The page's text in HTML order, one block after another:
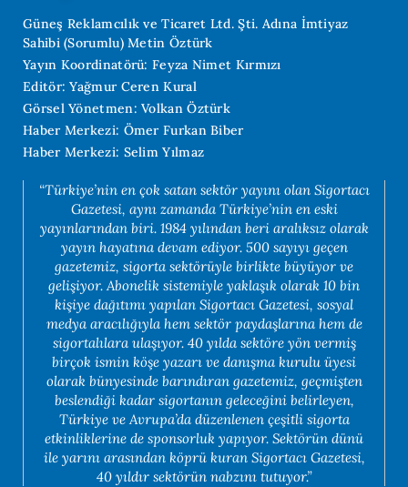
Güneş Reklamcılık ve Ticaret Ltd. Şti. Adına İmtiyaz
Sahibi (Sorumlu) Metin Öztürk
Yayın Koordinatörü: Feyza Nimet Kırmızı
Editör: Yağmur Ceren Kural
Görsel Yönetmen: Volkan Öztürk
Haber Merkezi: Ömer Furkan Biber
Haber Merkezi: Selim Yılmaz
“Türkiye’nin en çok satan sektör yayını olan Sigortacı
Gazetesi, aynı zamanda Türkiye’nin en eski
yayınlarından biri. 1984 yılından beri aralıksız olarak
yayın hayatına devam ediyor. 500 sayıyı geçen
gazetemiz, sigorta sektörüyle birlikte büyüyor ve
gelişiyor. Abonelik sistemiyle yaklaşık olarak 10 bin
kişiye dağıtımı yapılan Sigortacı Gazetesi, sosyal
medya aracılığıyla hem sektör paydaşlarına hem de
sigortalılara ulaşıyor. 40 yılda sektöre yön vermiş
birçok ismin köşe yazarı ve danışma kurulu üyesi
olarak bünyesinde barındıran gazetemiz, geçmişten
beslendiği kadar sigortanın geleceğini belirleyen,
Türkiye ve Avrupa’da düzenlenen çeşitli sigorta
etkinliklerine de sponsorluk yapıyor. Sektörün dünü
ile yarını arasından köprü kuran Sigortacı Gazetesi,
40 yıldır sektörün nabzını tutuyor.”